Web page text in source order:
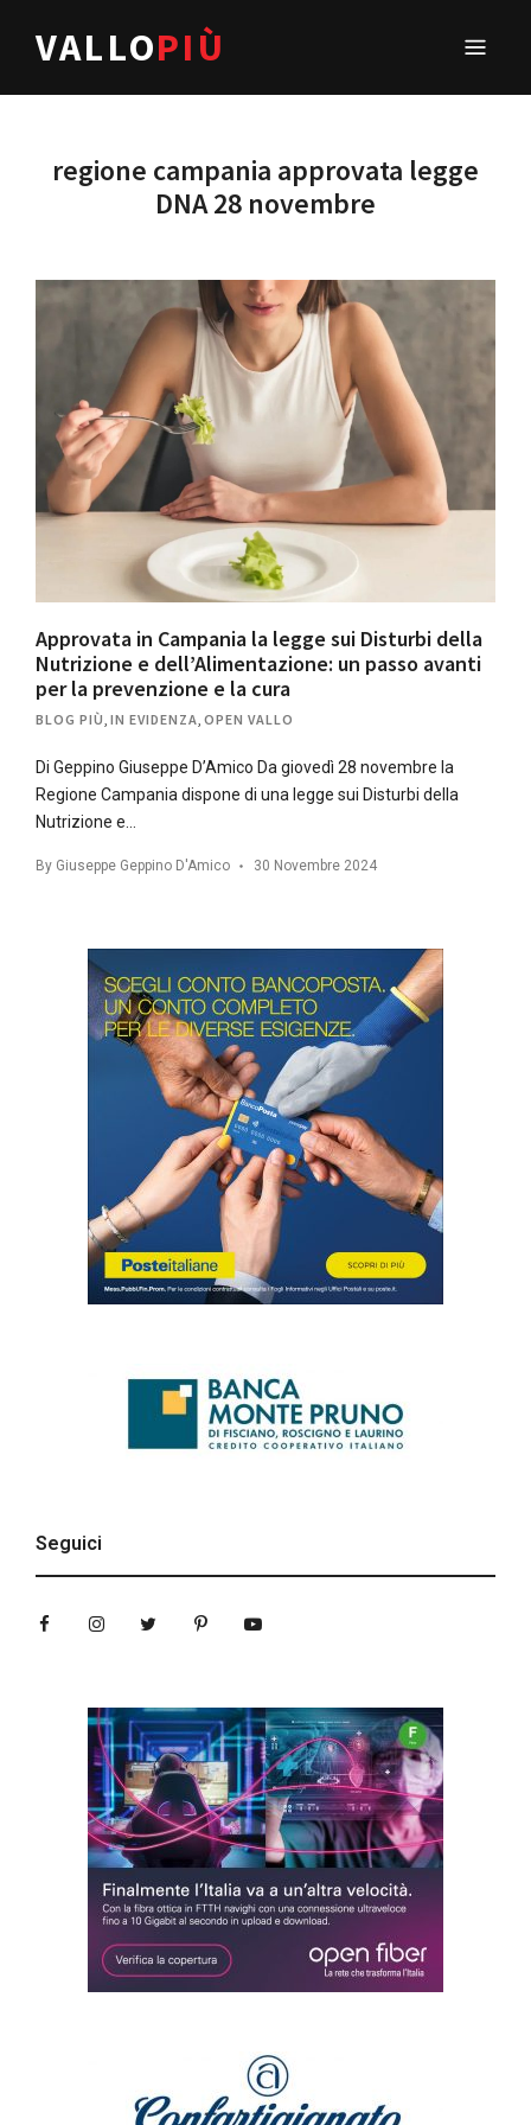
VALLOPIÙ
regione campania approvata legge
DNA 28 novembre
Approvata in Campania la legge sui Disturbi della
Nutrizione e dell’Alimentazione: un passo avanti
per la prevenzione e la cura
BLOG PIÙ IN EVIDENZA OPEN VALLO
Di Geppino Giuseppe D’Amico Da giovedì 28 novembre la
Regione Campania dispone di una legge sui Disturbi della
Nutrizione e…
By Giuseppe Geppino D'Amico 30 Novembre 2024
Seguici